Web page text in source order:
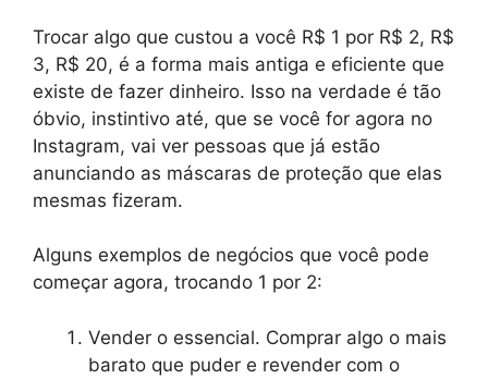
Trocar algo que custou a você R$ 1 por R$ 2, R$
3, R$ 20, é a forma mais antiga e eficiente que
existe de fazer dinheiro. Isso na verdade é tão
óbvio, instintivo até, que se você for agora no
Instagram, vai ver pessoas que já estão
anunciando as máscaras de proteção que elas
mesmas fizeram.
Alguns exemplos de negócios que você pode
começar agora, trocando 1 por 2:
Vender o essencial. Comprar algo o mais
barato que puder e revender com o